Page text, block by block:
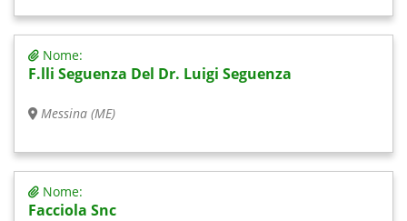
Nome:
F.lli Seguenza Del Dr. Luigi Seguenza
Messina (ME)
Nome:
Facciola Snc